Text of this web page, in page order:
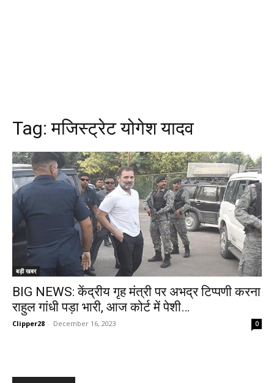
Tag:मजिस्ट्रेट योगेश यादव
बड़ी खबर
BIG NEWS: केंद्रीय गृह मंत्री पर अभद्र टिप्पणी करना
राहुल गांधी पड़ा भारी, आज कोर्ट में पेशी…
Clipper28 - December 16, 2023 0